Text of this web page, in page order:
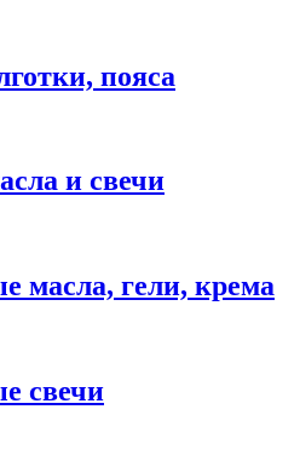
пояса
и свечи
масла, гели, крема
свечи